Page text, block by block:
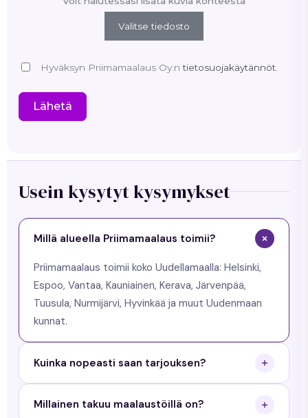
Valitse tiedosto
Hyväksyn Priimamaalaus Oy:ntietosuojakäytännöt.
Lähetä
Usein kysytyt kysymykset
Millä alueella Priimamaalaus toimii?
Priimamaalaus toimii koko Uudellamaalla: Helsinki,
Espoo, Vantaa, Kauniainen, Kerava, Järvenpää,
Tuusula, Nurmijärvi, Hyvinkää ja muut Uudenmaan
kunnat.
Kuinka nopeasti saan tarjouksen?
maksuttomalla arviokäynnillä ja toimitamme
Millainen takuu maalaustöillä on?